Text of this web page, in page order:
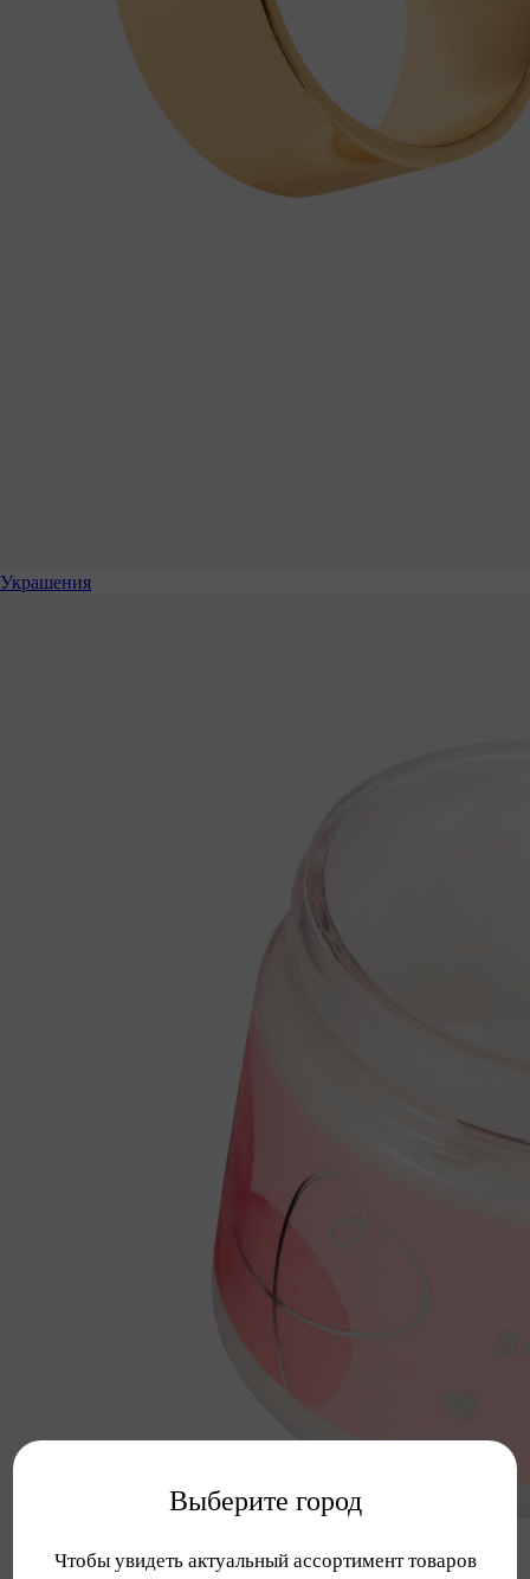
Украшения
Выберите город
Чтобы увидеть актуальный ассортимент товаров